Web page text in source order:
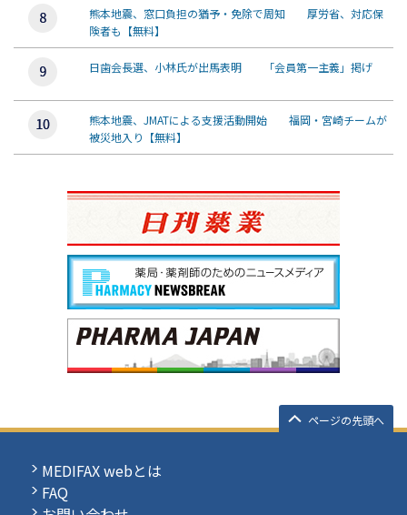
熊本地震、窓口負担の猶予・免除で周知 厚労省、対応保
険者も【無料】
日歯会長選、小林氏が出馬表明 「会員第一主義」掲げ
熊本地震、JMATによる支援活動開始 福岡・宮崎チームが
被災地入り【無料】
ページの先頭へ
MEDIFAX webとは
FAQ